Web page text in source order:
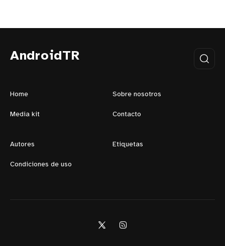
AndroidTR
Home Sobre nosotros
Media kit Contacto
Autores Etiquetas
Condiciones de uso